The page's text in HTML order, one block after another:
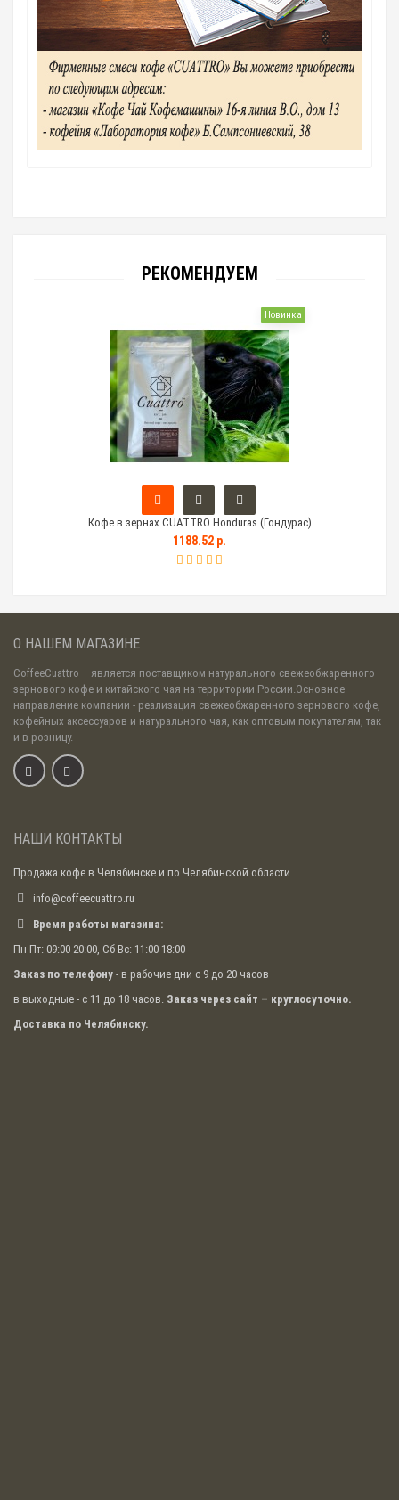
РЕКОМЕНДУЕМ
Новинка
Кофе в зернах CUATTRO Honduras (Гондурас)
1188.52 р.
О НАШЕМ МАГАЗИНЕ
CoffeeCuattro – является поставщиком натурального свежеобжаренного
зернового кофе и китайского чая на территории России.Основное
направление компании - реализация свежеобжаренного зернового кофе,
кофейных аксессуаров и натурального чая, как оптовым покупателям, так
и в розницу.
НАШИ КОНТАКТЫ
Продажа кофе в Челябинске и по Челябинской области
info@coffeecuattro.ru
Время работы магазина:
Пн-Пт: 09:00-20:00, Сб-Вс: 11:00-18:00
Заказ по телефону - в рабочие дни с 9 до 20 часов
в выходные - с 11 до 18 часов. Заказ через сайт – круглосуточно.
Доставка по Челябинску.